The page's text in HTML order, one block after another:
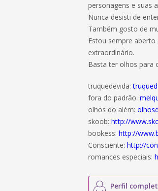
personagens e suas
Nunca desisti de
Também gosto de
Estou sempre
extraordinário.
Basta ter olhos para
truquedevida:
fora do padrão:
olhos do além:
skoob:http://
bookess:http://
Consciente:http://
romances especiais:
Perfil